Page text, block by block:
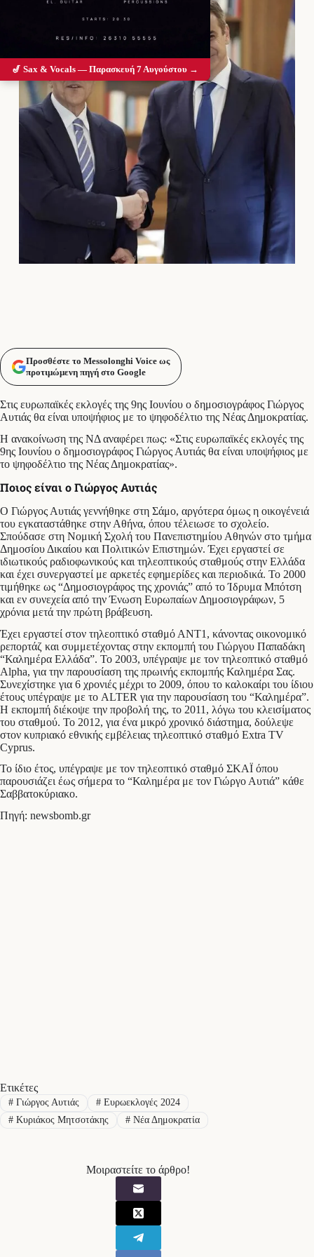
Προσθέστε το Messolonghi Voice ως
προτιμώμενη πηγή στο Google
Στις ευρωπαϊκές εκλογές της 9ης Ιουνίου ο δημοσιογράφος Γιώργος
Αυτιάς θα είναι υποψήφιος με το ψηφοδέλτιο της Νέας Δημοκρατίας.
Η ανακοίνωση της ΝΔ αναφέρει πως: «Στις ευρωπαϊκές εκλογές της
9ης Ιουνίου ο δημοσιογράφος Γιώργος Αυτιάς θα είναι υποψήφιος με
το ψηφοδέλτιο της Νέας Δημοκρατίας».
Ποιος είναι ο Γιώργος Αυτιάς
Ο Γιώργος Αυτιάς γεννήθηκε στη Σάμο, αργότερα όμως η οικογένειά
του εγκαταστάθηκε στην Αθήνα, όπου τέλειωσε το σχολείο.
Σπούδασε στη Νομική Σχολή του Πανεπιστημίου Αθηνών στο τμήμα
Δημοσίου Δικαίου και Πολιτικών Επιστημών. Έχει εργαστεί σε
ιδιωτικούς ραδιοφωνικούς και τηλεοπτικούς σταθμούς στην Ελλάδα
και έχει συνεργαστεί με αρκετές εφημερίδες και περιοδικά. Το 2000
τιμήθηκε ως “Δημοσιογράφος της χρονιάς” από το Ίδρυμα Μπότση
και εν συνεχεία από την Ένωση Ευρωπαίων Δημοσιογράφων, 5
χρόνια μετά την πρώτη βράβευση.
Έχει εργαστεί στον τηλεοπτικό σταθμό ΑΝΤ1, κάνοντας οικονομικό
ρεπορτάζ και συμμετέχοντας στην εκπομπή του Γιώργου Παπαδάκη
“Καλημέρα Ελλάδα”. Το 2003, υπέγραψε με τον τηλεοπτικό σταθμό
Alpha, για την παρουσίαση της πρωινής εκπομπής Καλημέρα Σας.
Συνεχίστηκε για 6 χρονιές μέχρι το 2009, όπου το καλοκαίρι του ίδιου
έτους υπέγραψε με το ALTER για την παρουσίαση του “Καλημέρα”.
Η εκπομπή διέκοψε την προβολή της, το 2011, λόγω του κλεισίματος
του σταθμού. Το 2012, για ένα μικρό χρονικό διάστημα, δούλεψε
στον κυπριακό εθνικής εμβέλειας τηλεοπτικό σταθμό Extra TV
Cyprus.
Το ίδιο έτος, υπέγραψε με τον τηλεοπτικό σταθμό ΣΚΑΪ όπου
παρουσιάζει έως σήμερα το “Καλημέρα με τον Γιώργο Αυτιά” κάθε
Σαββατοκύριακο.
Πηγή: newsbomb.gr
Ετικέτες
#Γιώργος Αυτιάς #Ευρωεκλογές 2024
#Κυριάκος Μητσοτάκης #Νέα Δημοκρατία
Μοιραστείτε το άρθρο!
🎷 Sax & Vocals — Παρασκευή 7 Αυγούστου →